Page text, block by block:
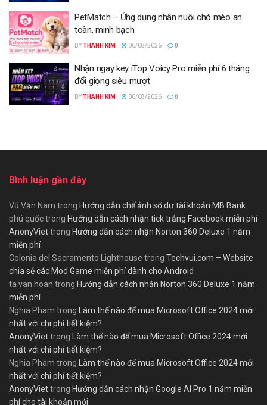
PetMatch – Ứng dụng nhận nuôi chó mèo an
toàn, minh bạch
BYTHANH KIM 06/08/2026 0
Nhận ngay key iTop Voicy Pro miễn phí 6 tháng
đổi giọng siêu mượt
BYTHANH KIM 06/08/2026 0
Bình luận gần đây
Vũ Văn Nam trong Hướng dẫn chế ảnh số dư tài khoản MB Bank
phú quốctrong Hướng dẫn cách nhận tick trắng Facebook miễn phí
AnonyViettrong Hướng dẫn cách nhận Norton 360 Deluxe 1 năm
miễn phí
Colonia del Sacramento Lighthouse trong Techvui.com – Website
chia sẻ các Mod Game miễn phí dành cho Android
ta van hoan trong Hướng dẫn cách nhận Norton 360 Deluxe 1 năm
miễn phí
Nghia Pham trong Làm thế nào để mua Microsoft Office 2024 mới
nhất với chi phí tiết kiệm?
AnonyViettrong Làm thế nào để mua Microsoft Office 2024 mới
nhất với chi phí tiết kiệm?
Nghia Pham trong Làm thế nào để mua Microsoft Office 2024 mới
nhất với chi phí tiết kiệm?
AnonyViettrong Hướng dẫn cách nhận Google AI Pro 1 năm miễn
phí cho tài khoản mới